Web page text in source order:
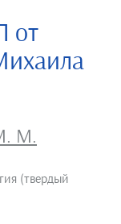
от
М.
(твердый